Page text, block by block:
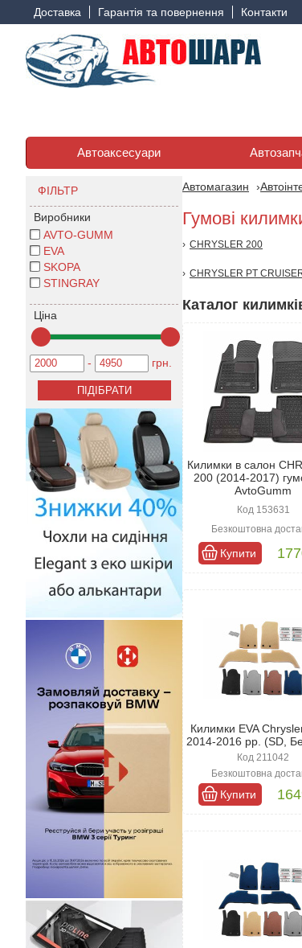
Доставка Гарантія та повернення Контакти
Автоаксесуари
ФІЛЬТР
Виробники
AVTO-GUMM
EVA
SKOPA
STINGRAY
Ціна
- грн.
Автомагазин
Гумові
CHRYSLER 200
CHRYSLER PT
Каталог
Килимки в салон
200 (2014-2017)
AvtoGumm
Код 153631
Безкоштовна
Купити
Килимки EVA
2014-2016 рр. (SD,
Код 211042
Безкоштовна
Купити